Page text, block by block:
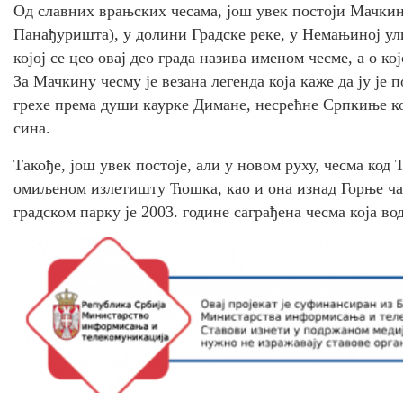
Од славних врањских чесама, још увек постоји
Панађуришта), у долини Градске реке, у Немањиној
којој се цео овај део града назива именом чесме, а о
За Мачкину чесму је везана легенда која каже да ју је
грехе према души каурке Димане, несрећне Српкиње
сина.
Такође, још увек постоје, али у новом руху, чесма код
омиљеном излетишту Ћошка, као и она изнад Горње
градском парку је 2003. године саграђена чесма која